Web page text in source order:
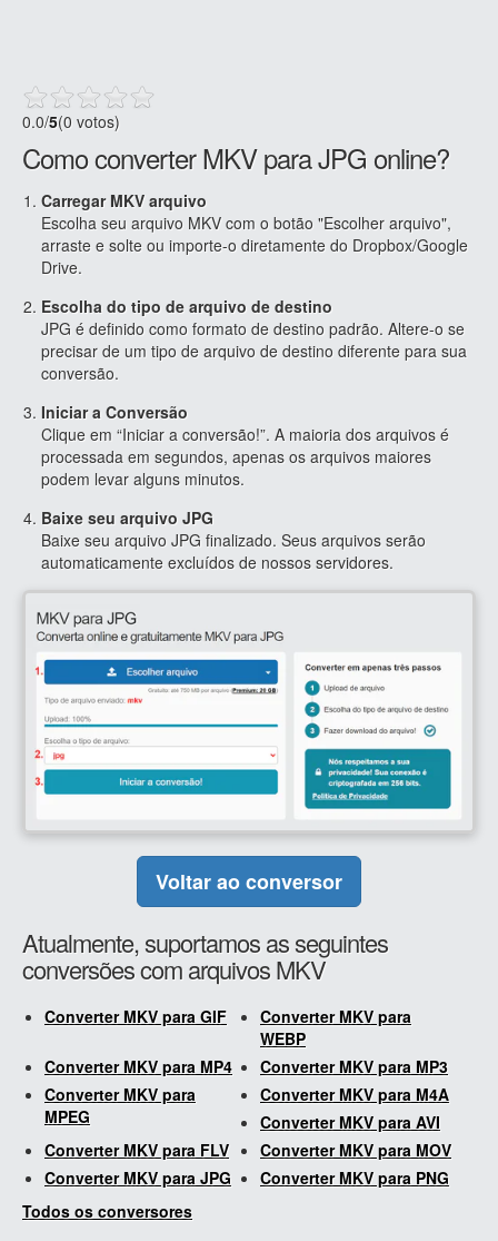
0.0/5(0 votos)
Como converter MKV para JPG online?
Carregar MKV arquivo
Escolha seu arquivo MKV com o botão "Escolher arquivo",
arraste e solte ou importe-o diretamente do Dropbox/Google
Drive.
Escolha do tipo de arquivo de destino
JPG é definido como formato de destino padrão. Altere-o se
precisar de um tipo de arquivo de destino diferente para sua
conversão.
Iniciar a Conversão
Clique em “Iniciar a conversão!”. A maioria dos arquivos é
processada em segundos, apenas os arquivos maiores
podem levar alguns minutos.
Baixe seu arquivo JPG
Baixe seu arquivo JPG finalizado. Seus arquivos serão
automaticamente excluídos de nossos servidores.
Voltar ao conversor
Atualmente, suportamos as seguintes
conversões com arquivos MKV
Converter MKV para GIF
Converter MKV para
WEBP
Converter MKV para MP4
Converter MKV para MP3
Converter MKV para
MPEG
Converter MKV para M4A
Converter MKV para AVI
Converter MKV para FLV
Converter MKV para MOV
Converter MKV para JPG
Converter MKV para PNG
Todos os conversores